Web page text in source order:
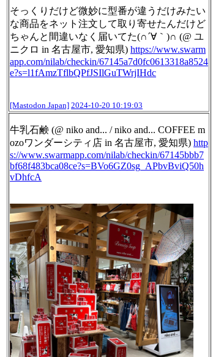
そっくりだけど微妙に型番が違うだけみたい
な商品をネット注文して取り寄せたんだけど
ちゃんと間違いなく届いてた(∩´∀｀)∩ (@ ユ
ニクロ in 名古屋市, 愛知県) https://www.swarm
app.com/nilab/checkin/67145a7d0fc0613318a8524
e?s=l1fAmzTflbQPfJSIlGuTWrjIHdc
[Mastodon Japan] 2024-10-20 10:19:03
牛乳石鹸 (@ niko and... / niko and... COFFEE m
ozoワンダーシティ店 in 名古屋市, 愛知県) http
s://www.swarmapp.com/nilab/checkin/67145bbb7
bf68f483bca08ce?s=BVo6GZ0sg_APbvBviQ50h
vDhfcA